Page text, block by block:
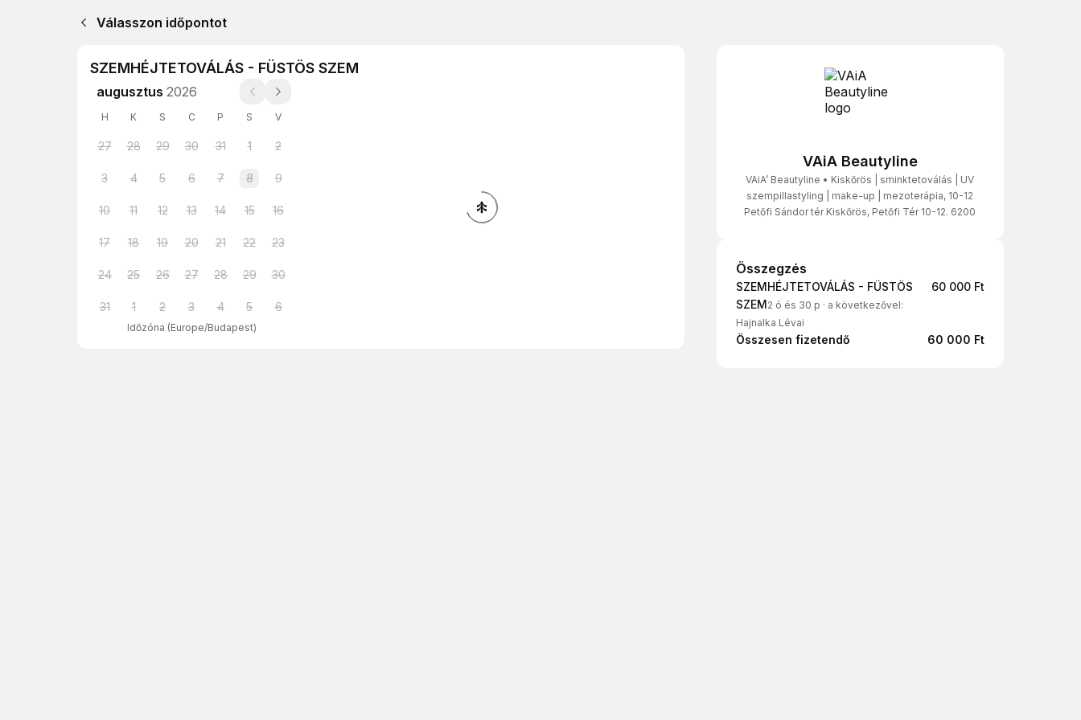
Válasszon időpontot
SZEMHÉJTETOVÁLÁS - FÜSTÖS SZEM
augusztus 2026
H K S C P S V
27 28 29 30 31 1 2
3 4 5 6 7 8 9
10 11 12 13 14 15 16
17 18 19 20 21 22 23
24 25 26 27 28 29 30
31 1 2 3 4 5 6
Időzóna (Europe/Budapest)
VAiA Beautyline
VAiA’ Beautyline • Kiskőrös | sminktetoválás | UV
szempillastyling | make-up | mezoterápia, 10-12
Petőfi Sándor tér Kiskőrös, Petőfi Tér 10-12. 6200
Összegzés
Összegzés
SZEMHÉJTETOVÁLÁS - FÜSTÖS
SZEM2 ó és 30 p · a következővel:
Hajnalka Lévai
60 000 Ft
Összesen fizetendő 60 000 Ft